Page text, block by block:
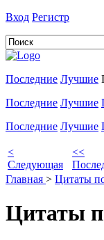
Вход Регистр
Последние Лучшие
Последние Лучшие
Последние Лучшие
<
Следующая
<<
Главная > Цитаты
Цитаты